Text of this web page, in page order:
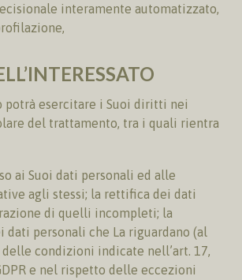
interamente automatizzato,
potrà esercitare i Suoi diritti nei
del trattamento, tra i quali rientra
ai Suoi dati personali ed alle
agli stessi; la rettifica dei dati
di quelli incompleti; la
dati personali che La riguardano (al
condizioni indicate nell’art. 17,
e nel rispetto delle eccezioni